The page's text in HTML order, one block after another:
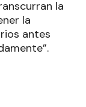
la
la
antes